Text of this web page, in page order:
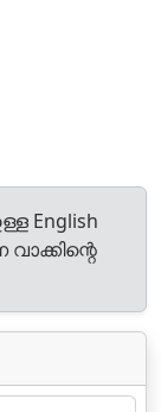
English